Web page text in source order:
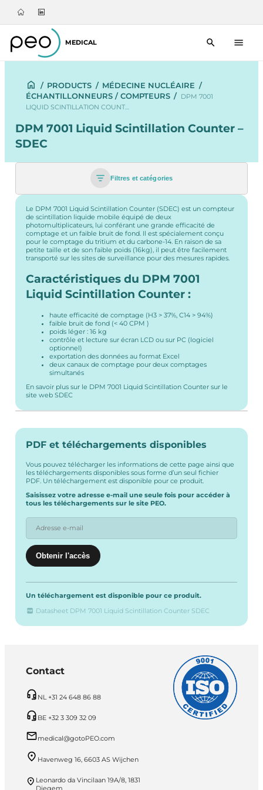
MEDICAL
/ PRODUCTS / MÉDECINE NUCLÉAIRE /
ÉCHANTILLONNEURS / COMPTEURS / DPM 7001
LIQUID SCINTILLATION COUNT…
DPM 7001 Liquid Scintillation Counter –
SDEC
Filtres et catégories
Le DPM 7001 Liquid Scintillation Counter (SDEC) est un compteur
de scintillation liquide mobile équipé de deux
photomultiplicateurs, lui conférant une grande efficacité de
comptage et un faible bruit de fond. Il est spécialement conçu
pour le comptage du tritium et du carbone-14. En raison de sa
petite taille et de son faible poids (16kg), il peut être facilement
transporté sur les sites de surveillance pour des mesures rapides.
Caractéristiques du DPM 7001
Liquid Scintillation Counter :
haute efficacité de comptage (H3 > 37%, C14 > 94%)
faible bruit de fond (< 40 CPM )
poids léger : 16 kg
contrôle et lecture sur écran LCD ou sur PC (logiciel
optionnel)
exportation des données au format Excel
deux canaux de comptage pour deux comptages
simultanés
En savoir plus sur le DPM 7001 Liquid Scintillation Counter sur le
site web SDEC
PDF et téléchargements disponibles
Vous pouvez télécharger les informations de cette page ainsi que
les téléchargements disponibles sous forme d’un seul fichier
PDF. Un téléchargement est disponible pour ce produit.
Saisissez votre adresse e-mail une seule fois pour accéder à
tous les téléchargements sur le site PEO.
Un téléchargement est disponible pour ce produit.
Datasheet DPM 7001 Liquid Scintillation Counter SDEC
Contact
NL +31 24 648 86 88
BE +32 3 309 32 09
medical@gotoPEO.com
Havenweg 16, 6603 AS Wijchen
Leonardo da Vincilaan 19A/8, 1831
Diegem